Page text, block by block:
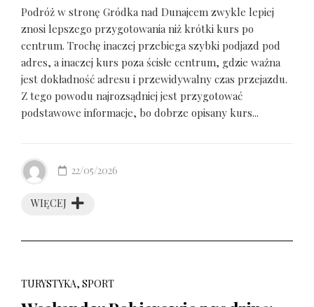
Podróż w stronę Gródka nad Dunajcem zwykle lepiej
znosi lepszego przygotowania niż krótki kurs po
centrum. Trochę inaczej przebiega szybki podjazd pod
adres, a inaczej kurs poza ścisłe centrum, gdzie ważna
jest dokładność adresu i przewidywalny czas przejazdu.
Z tego powodu najrozsądniej jest przygotować
podstawowe informacje, bo dobrze opisany kurs...
WIĘCEJ
22/05/2026
TURYSTYKA, SPORT